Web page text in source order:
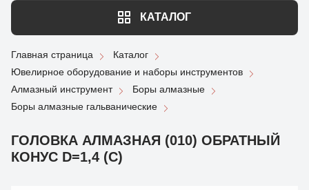
КАТАЛОГ
Главная страница
Каталог
Ювелирное оборудование и наборы инструментов
Алмазный инструмент
Боры алмазные
Боры алмазные гальванические
ГОЛОВКА АЛМАЗНАЯ (010) ОБРАТНЫЙ
КОНУС D=1,4 (С)